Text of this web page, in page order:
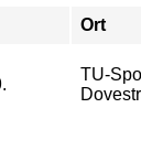
Ort
TU-